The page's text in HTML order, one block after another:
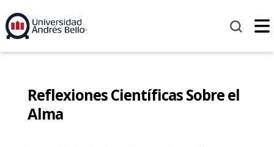
Reflexiones Científicas Sobre el
Alma